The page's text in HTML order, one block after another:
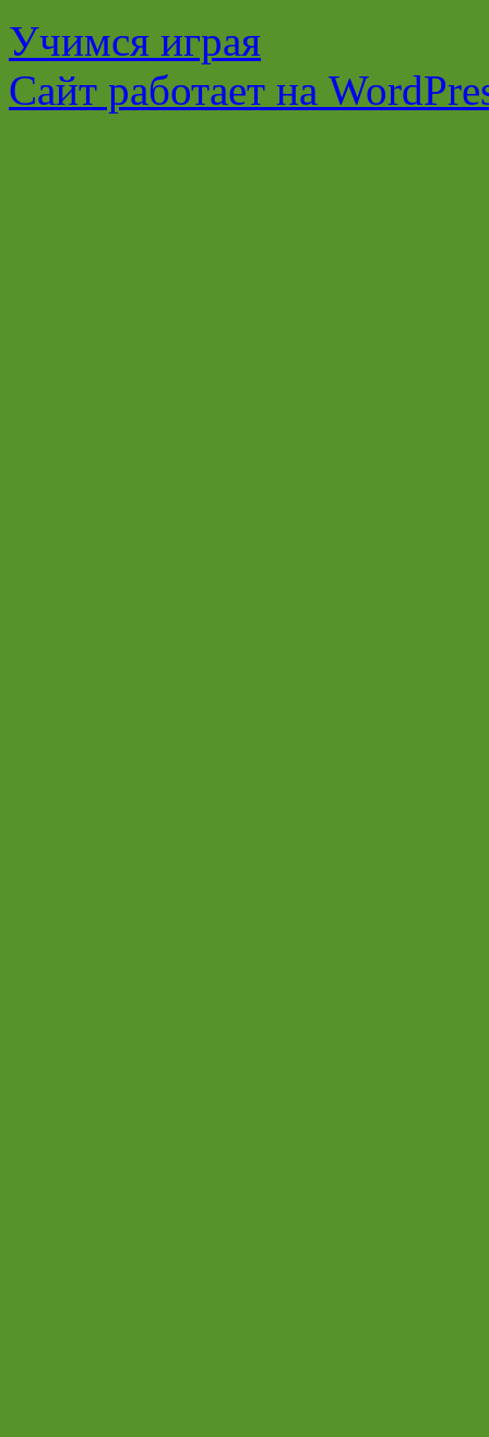
Учимся играя
Сайт работает на